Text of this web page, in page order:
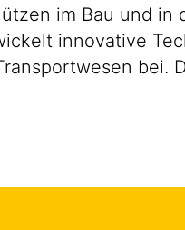
im Bau und
innovative